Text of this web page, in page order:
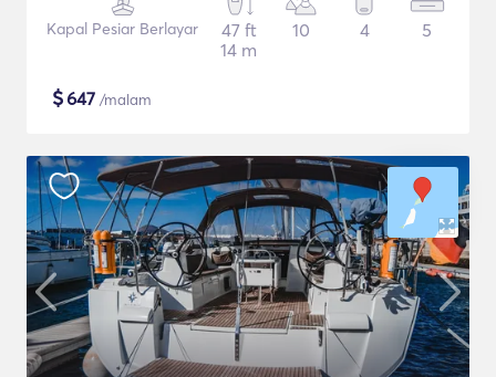
Kapal Pesiar Berlayar
47 ft
14 m
10 4 5
$647 /malam